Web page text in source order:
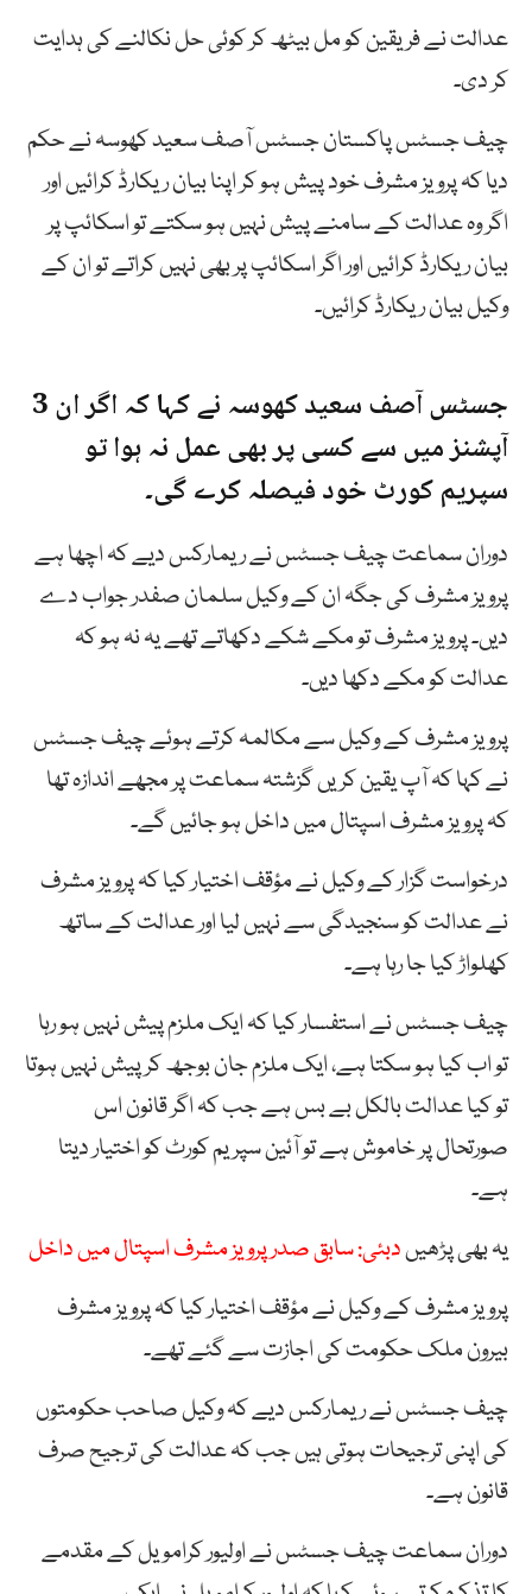
عدالت نے فریقین کو مل بیٹھ کر کوئی حل نکالنے کی ہدایت
کر دی۔
چیف جسٹس پاکستان جسٹس آصف سعید کھوسہ نے حکم
دیا کہ پرویز مشرف خود پیش ہو کر اپنا بیان ریکارڈ کرائیں اور
اگر وہ عدالت کے سامنے پیش نہیں ہو سکتے تو اسکائپ پر
بیان ریکارڈ کرائیں اور اگر اسکائپ پر بھی نہیں کراتے تو ان کے
وکیل بیان ریکارڈ کرائیں۔
جسٹس آصف سعید کھوسہ نے کہا کہ اگر ان 3
آپشنز میں سے کسی پر بھی عمل نہ ہوا تو
سپریم کورٹ خود فیصلہ کرے گی۔
دوران سماعت چیف جسٹس نے ریمارکس دیے کہ اچھا ہے
پرویز مشرف کی جگہ ان کے وکیل سلمان صفدر جواب دے
دیں۔ پرویز مشرف تو مکے شکے دکھاتے تھے یہ نہ ہو کہ
عدالت کو مکے دکھا دیں۔
پرویز مشرف کے وکیل سے مکالمہ کرتے ہوئے چیف جسٹس
نے کہا کہ آپ یقین کریں گزشتہ سماعت پر مجھے اندازہ تھا
کہ پرویز مشرف اسپتال میں داخل ہو جائیں گے۔
درخواست گزار کے وکیل نے مؤقف اختیار کیا کہ پرویز مشرف
نے عدالت کو سنجیدگی سے نہیں لیا اور عدالت کے ساتھ
کھلواڑ کیا جا رہا ہے۔
چیف جسٹس نے استفسار کیا کہ ایک ملزم پیش نہیں ہو رہا
تو اب کیا ہو سکتا ہے، ایک ملزم جان بوجھ کر پیش نہیں ہوتا
تو کیا عدالت بالکل بے بس ہے جب کہ اگر قانون اس
صورتحال پر خاموش ہے تو آئین سپریم کورٹ کو اختیار دیتا
ہے۔
یہ بھی پڑھیںدبئی: سابق صدر پرویز مشرف اسپتال میں داخل
پرویز مشرف کے وکیل نے مؤقف اختیار کیا کہ پرویز مشرف
بیرون ملک حکومت کی اجازت سے گئے تھے۔
چیف جسٹس نے ریمارکس دیے کہ وکیل صاحب حکومتوں
کی اپنی ترجیحات ہوتی ہیں جب کہ عدالت کی ترجیح صرف
قانون ہے۔
دوران سماعت چیف جسٹس نے اولیور کرامویل کے مقدمے